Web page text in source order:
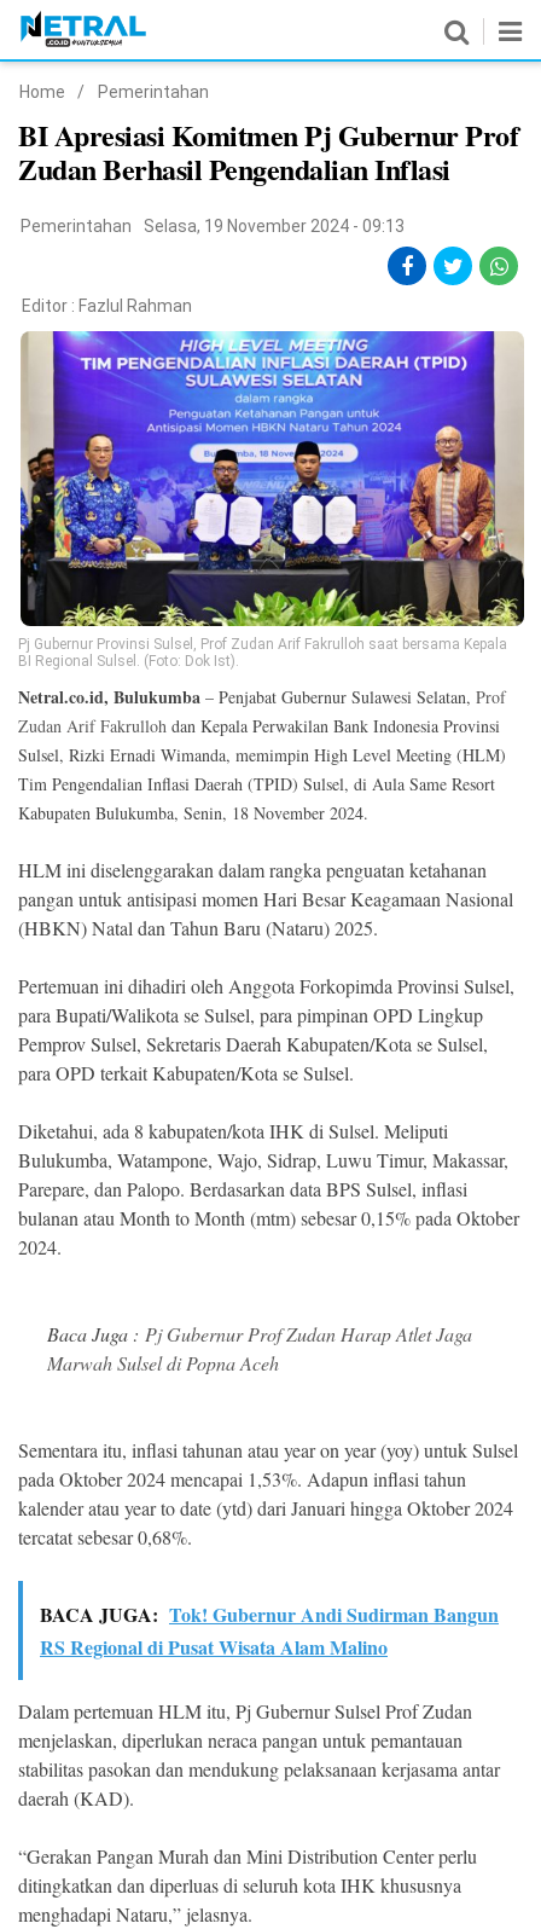
Nasional
Pemerintahan
Hukrim
Pendidikan
Peristiwa
Olahraga
Ekonomi
Memori
Copyright
.
All
Right
Reserved
Home / Pemerintahan
BI Apresiasi Komitmen Pj Gubernur Prof
Zudan Berhasil Pengendalian Inflasi
Pemerintahan Selasa, 19 November 2024 - 09:13
Editor : Fazlul Rahman
Pj Gubernur Provinsi Sulsel, Prof Zudan Arif Fakrulloh saat bersama Kepala
BI Regional Sulsel. (Foto: Dok Ist).
Netral.co.id, Bulukumba – Penjabat Gubernur Sulawesi Selatan, Prof
Zudan Arif Fakrulloh dan Kepala Perwakilan Bank Indonesia Provinsi
Sulsel, Rizki Ernadi Wimanda, memimpin High Level Meeting (HLM)
Tim Pengendalian Inflasi Daerah (TPID) Sulsel, di Aula Same Resort
Kabupaten Bulukumba, Senin, 18 November 2024.
HLM ini diselenggarakan dalam rangka penguatan ketahanan
pangan untuk antisipasi momen Hari Besar Keagamaan Nasional
(HBKN) Natal dan Tahun Baru (Nataru) 2025.
Pertemuan ini dihadiri oleh Anggota Forkopimda Provinsi Sulsel,
para Bupati/Walikota se Sulsel, para pimpinan OPD Lingkup
Pemprov Sulsel, Sekretaris Daerah Kabupaten/Kota se Sulsel,
para OPD terkait Kabupaten/Kota se Sulsel.
Diketahui, ada 8 kabupaten/kota IHK di Sulsel. Meliputi
Bulukumba, Watampone, Wajo, Sidrap, Luwu Timur, Makassar,
Parepare, dan Palopo. Berdasarkan data BPS Sulsel, inflasi
bulanan atau Month to Month (mtm) sebesar 0,15% pada Oktober
2024.
Baca Juga : Pj Gubernur Prof Zudan Harap Atlet Jaga
Marwah Sulsel di Popna Aceh
Sementara itu, inflasi tahunan atau year on year (yoy) untuk Sulsel
pada Oktober 2024 mencapai 1,53%. Adapun inflasi tahun
kalender atau year to date (ytd) dari Januari hingga Oktober 2024
tercatat sebesar 0,68%.
BACA JUGA: Tok! Gubernur Andi Sudirman Bangun
RS Regional di Pusat Wisata Alam Malino
Dalam pertemuan HLM itu, Pj Gubernur Sulsel Prof Zudan
menjelaskan, diperlukan neraca pangan untuk pemantauan
stabilitas pasokan dan mendukung pelaksanaan kerjasama antar
daerah (KAD).
“Gerakan Pangan Murah dan Mini Distribution Center perlu
ditingkatkan dan diperluas di seluruh kota IHK khususnya
menghadapi Nataru,” jelasnya.